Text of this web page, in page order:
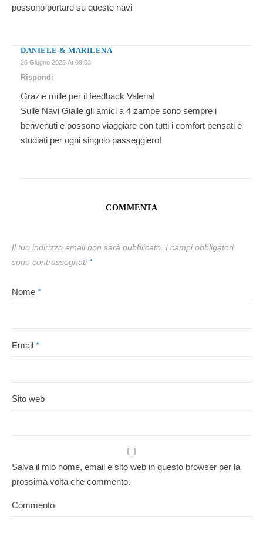
possono portare su queste navi
DANIELE & MARILENA
26 Giugno 2025 At 09:53
Rispondi
Grazie mille per il feedback Valeria!
Sulle Navi Gialle gli amici a 4 zampe sono sempre i
benvenuti e possono viaggiare con tutti i comfort pensati e
studiati per ogni singolo passeggiero!
COMMENTA
Il tuo indirizzo email non sarà pubblicato. I campi obbligatori
sono contrassegnati *
Nome *
Email *
Sito web
Salva il mio nome, email e sito web in questo browser per la
prossima volta che commento.
Commento